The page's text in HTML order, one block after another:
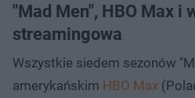
"Mad Men", HBO Max i
streamingowa
Wszystkie siedem sezonów
amerykańskim HBO Max